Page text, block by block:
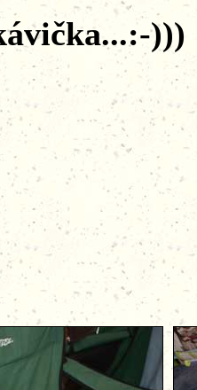
)))